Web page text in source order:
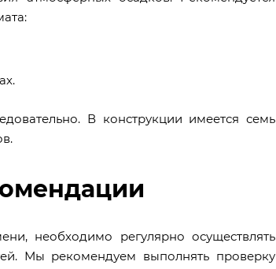
В конструкции имеется семь
необходимо регулярно осуществлять
Мы рекомендуем выполнять проверку